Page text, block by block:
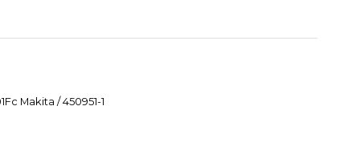
Makita / 450951-1